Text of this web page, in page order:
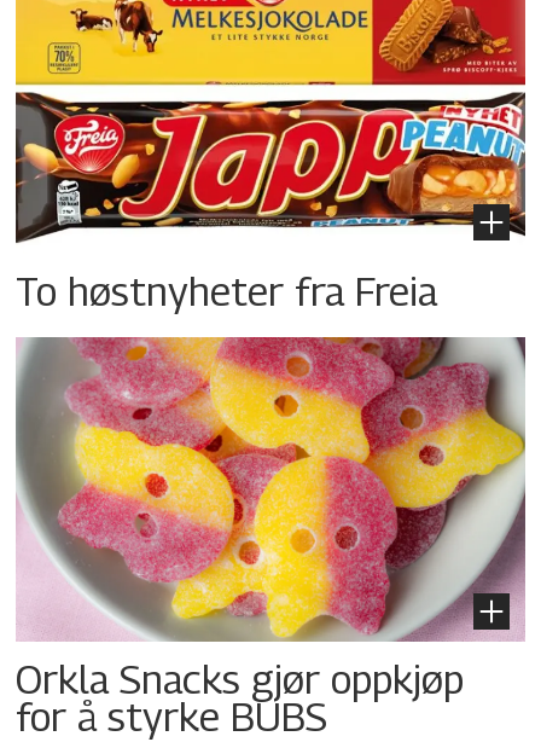
To høstnyheter fra Freia
Orkla Snacks gjør oppkjøp
for å styrke BUBS